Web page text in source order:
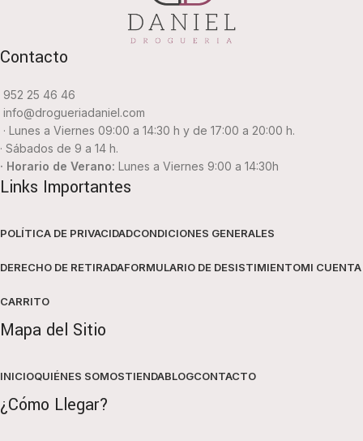
Contacto
952 25 46 46
info@drogueriadaniel.com
· Lunes a Viernes 09:00 a 14:30 h y de 17:00 a 20:00 h.
· Sábados de 9 a 14 h.
· Horario de Verano: Lunes a Viernes 9:00 a 14:30h
Links Importantes
POLÍTICA DE PRIVACIDADCONDICIONES GENERALES
DERECHO DE RETIRADAFORMULARIO DE DESISTIMIENTOMI CUENTA
CARRITO
Mapa del Sitio
INICIOQUIÉNES SOMOSTIENDABLOGCONTACTO
¿Cómo Llegar?